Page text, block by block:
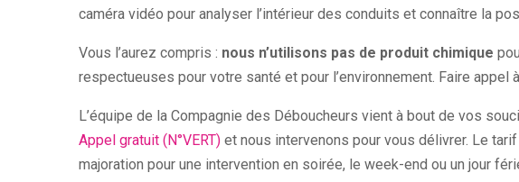
caméra vidéo pour analyser l’intérieur des conduits et connaître la
Vous l’aurez compris : nous n’utilisons pas de produit chimique
respectueuses pour votre santé et pour l’environnement. Faire appel
L’équipe de la Compagnie des Déboucheurs vient à bout de vos
Appel gratuit (N°VERT) et nous intervenons pour vous délivrer. Le
majoration pour une intervention en soirée, le week-end ou un jour